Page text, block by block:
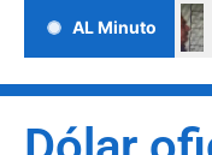
AL Minuto
crisis